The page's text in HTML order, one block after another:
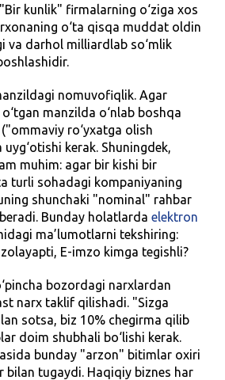
kunlik" firmalarning o‘ziga xos
o‘ta qisqa muddat oldin
va darhol milliardlab so‘mlik
nomuvofiqlik. Agar
manzilda o‘nlab boshqa
ro‘yxatga olish
kerak. Shuningdek,
muhim: agar bir kishi bir
turli sohadagi kompaniyaning
shunchaki "nominal" rahbar
Bunday holatlarda elektron
ma’lumotlarni tekshiring:
E-imzo kimga tegishli?
bozordagi narxlardan
narx taklif qilishadi. "Sizga
sotsa, biz 10% chegirma qilib
doim shubhali bo‘lishi kerak.
bunday "arzon" bitimlar oxiri
tugaydi. Haqiqiy biznes har